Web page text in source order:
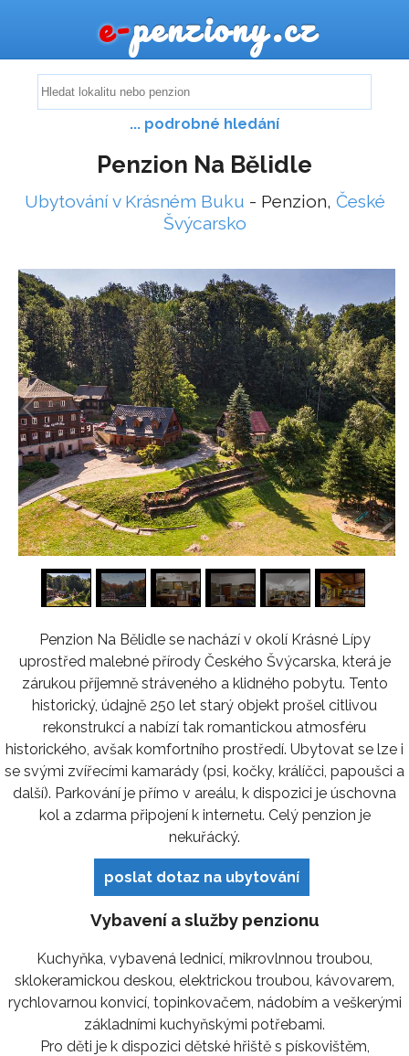
e-penziony.cz
... podrobné hledání
Penzion Na Bělidle
Ubytování v Krásném Buku - Penzion, České
Švýcarsko
1/16
Penzion Na Bělidle se nachází v okolí Krásné Lípy
uprostřed malebné přírody Českého Švýcarska, která je
zárukou příjemně stráveného a klidného pobytu. Tento
historický, údajně 250 let starý objekt prošel citlivou
rekonstrukcí a nabízí tak romantickou atmosféru
historického, avšak komfortního prostředí. Ubytovat se lze i
se svými zvířecími kamarády (psi, kočky, králíčci, papoušci a
další). Parkování je přímo v areálu, k dispozici je úschovna
kol a zdarma připojení k internetu. Celý penzion je
nekuřácký.
poslat dotaz na ubytování
Vybavení a služby penzionu
Kuchyňka, vybavená lednicí, mikrovlnnou troubou,
sklokeramickou deskou, elektrickou troubou, kávovarem,
rychlovarnou konvicí, topinkovačem, nádobím a veškerými
základními kuchyňskými potřebami.
Pro děti je k dispozici dětské hřiště s pískovištěm,